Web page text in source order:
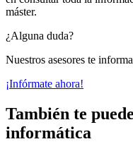
máster.
¿Alguna duda?
Nuestros asesores te
¡Infórmate ahora!
También te
informática